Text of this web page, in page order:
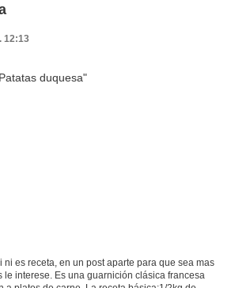
12:13
ni es receta, en un post aparte para que sea mas
interese. Es una guarnición clásica francesa